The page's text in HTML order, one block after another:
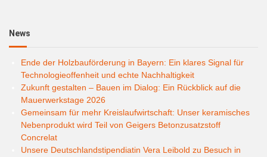
News
Ende der Holzbauförderung in Bayern: Ein klares Signal für
Technologieoffenheit und echte Nachhaltigkeit
Zukunft gestalten – Bauen im Dialog: Ein Rückblick auf die
Mauerwerkstage 2026
Gemeinsam für mehr Kreislaufwirtschaft: Unser keramisches
Nebenprodukt wird Teil von Geigers Betonzusatzstoff
Concrelat
Unsere Deutschlandstipendiatin Vera Leibold zu Besuch in